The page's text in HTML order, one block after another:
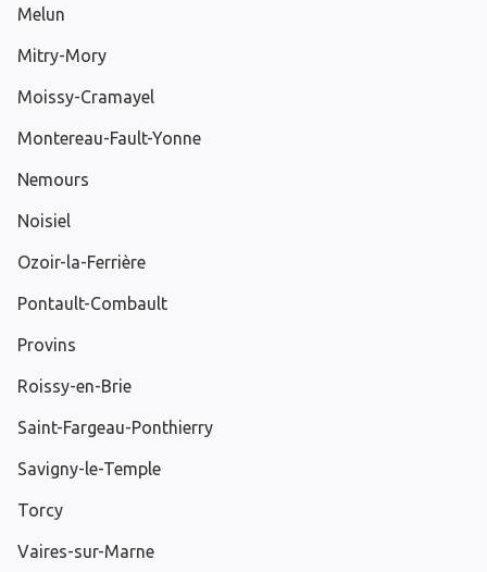
Melun
Mitry-Mory
Moissy-Cramayel
Montereau-Fault-Yonne
Nemours
Noisiel
Ozoir-la-Ferrière
Pontault-Combault
Provins
Roissy-en-Brie
Saint-Fargeau-Ponthierry
Savigny-le-Temple
Torcy
Vaires-sur-Marne